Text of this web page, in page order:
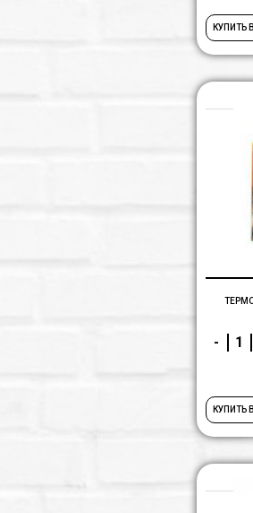
КУПИТЬ
-
КУПИТЬ